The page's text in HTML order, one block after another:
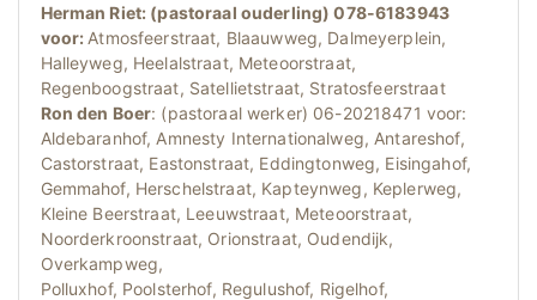
Herman Riet: (pastoraal ouderling) 078-6183943
voor: Atmosfeerstraat, Blaauwweg, Dalmeyerplein,
Halleyweg, Heelalstraat, Meteoorstraat,
Regenboogstraat, Satellietstraat, Stratosfeerstraat
Ron den Boer: (pastoraal werker) 06-20218471 voor:
Aldebaranhof, Amnesty Internationalweg, Antareshof,
Castorstraat, Eastonstraat, Eddingtonweg, Eisingahof,
Gemmahof, Herschelstraat, Kapteynweg, Keplerweg,
Kleine Beerstraat, Leeuwstraat, Meteoorstraat,
Noorderkroonstraat, Orionstraat, Oudendijk,
Overkampweg,
Polluxhof, Poolsterhof, Regulushof, Rigelhof,